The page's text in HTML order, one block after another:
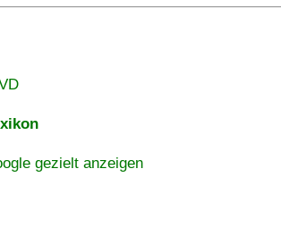
gezielt anzeigen